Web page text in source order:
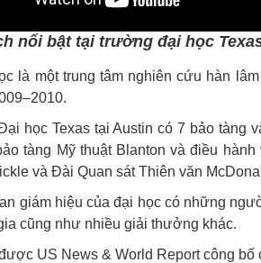
nổi bật tại trường đại học
là một trung tâm nghiên cứu hàn
học Texas tại Austin có 7 bảo tàng
tàng Mỹ thuật Blanton và điều
và Đài Quan sát Thiên văn
giám hiệu của đại học có những
cũng như nhiều giải thưởng khác.
US News & World Report công bố